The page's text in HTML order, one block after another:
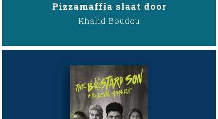
Pizzamaffia slaat door
Khalid Boudou